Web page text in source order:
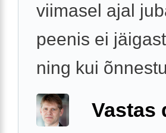
viimasel ajal
peenis ei
ning kui
Vastas